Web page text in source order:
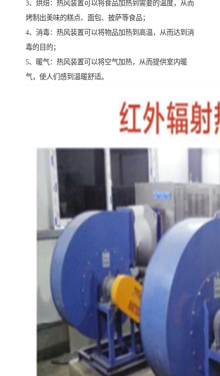
3、烘焙：热风装置可以将食品加热到需要的温度，从而
烤制出美味的糕点、面包、披萨等食品；
4、消毒：热风装置可以将物品加热到高温，从而达到消
毒的目的；
5、暖气：热风装置可以将空气加热，从而提供室内暖
气，使人们感到温暖舒适。